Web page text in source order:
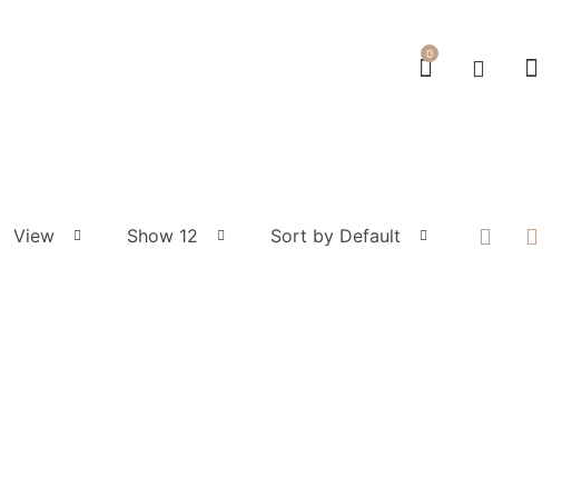
0
View Show 12 Sort by Default